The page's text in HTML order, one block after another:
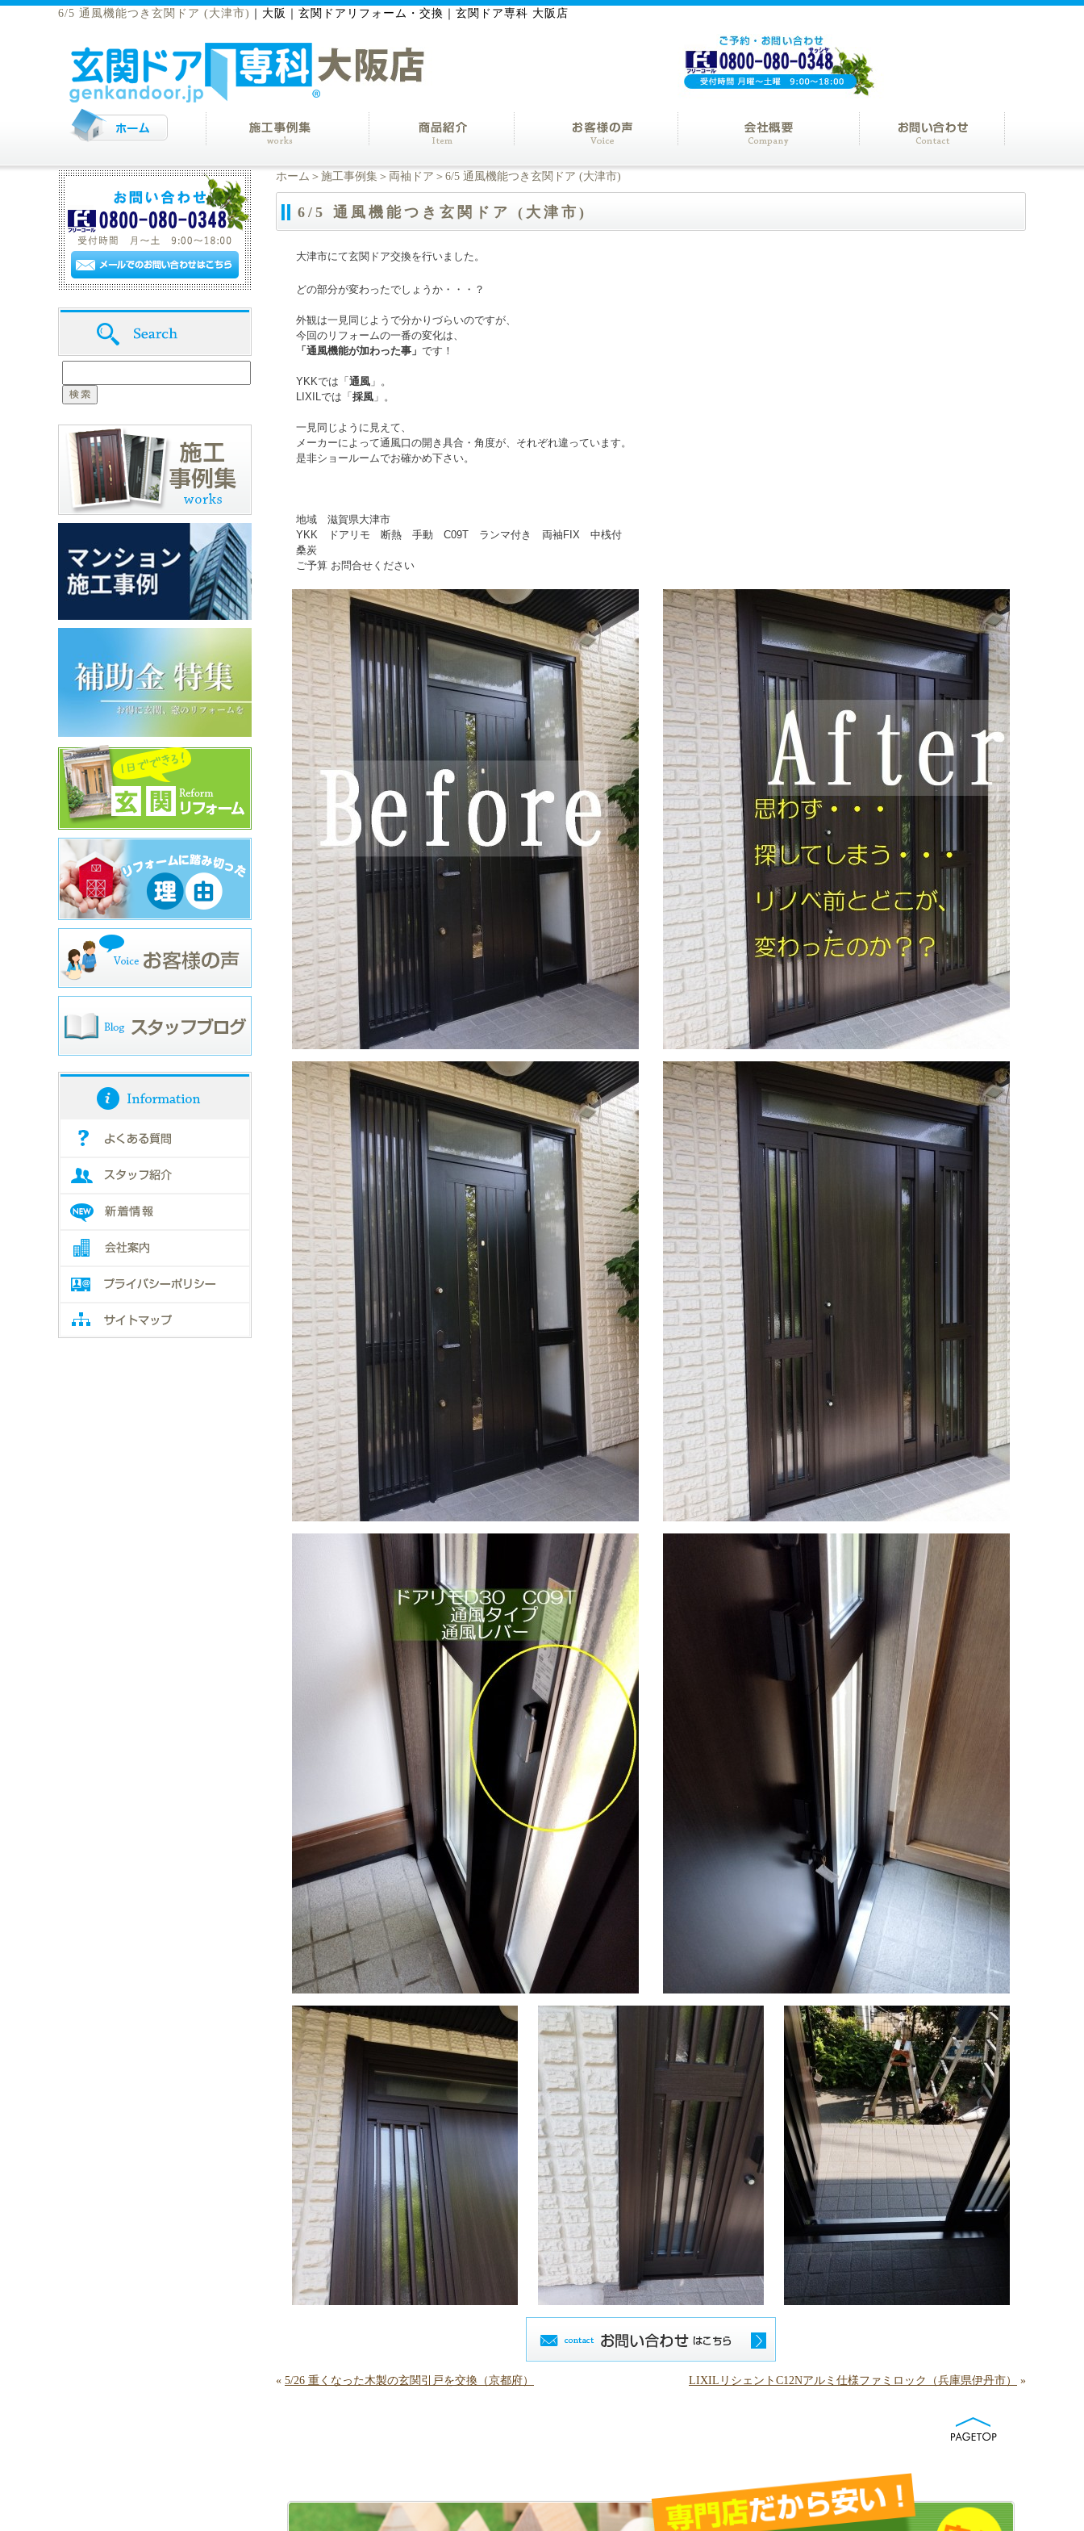
6/5 通風機能つき玄関ドア (大津市) 大阪｜玄関ドアリフォーム・交換｜玄関ドア専科 大阪店
ホーム ＞ 施工事例集 ＞ 両袖ドア ＞6/5 通風機能つき玄関ドア (大津市)
6/5 通風機能つき玄関ドア (大津市)
大津市にて玄関ドア交換を行いました。
どの部分が変わったでしょうか・・・？
外観は一見同じようで分かりづらいのですが、
今回のリフォームの一番の変化は、
「通風機能が加わった事」 です！
YKKでは「 通風 」。
LIXILでは「 採風 」。
一見同じように見えて、
メーカーによって通風口の開き具合・角度が、それぞれ違っています。
是非ショールームでお確かめ下さい。
地域 滋賀県大津市
YKK ドアリモ 断熱 手動 C09T ランマ付き 両袖FIX 中桟付
桑炭
ご予算 お問合せください
« 5/26 重くなった木製の玄関引戸を交換（京都府） LIXILリシェントC12Nアルミ仕様ファミロック（兵庫県伊丹市） »